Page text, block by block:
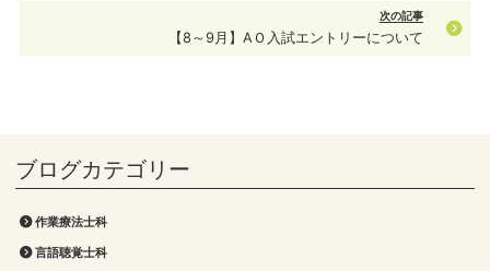
作業療法士科
言語聴覚士科
次の記事
【8～9月】AＯ入試エントリーについて